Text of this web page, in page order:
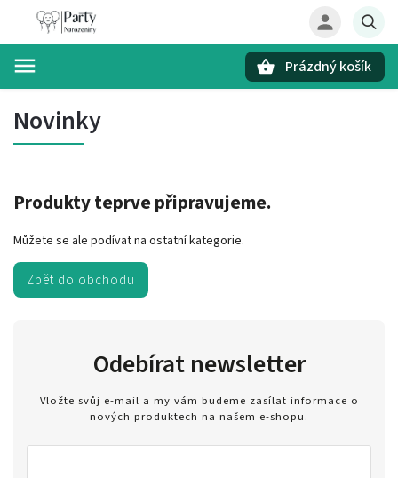
Prázdný košík
Novinky
Produkty teprve připravujeme.
Můžete se ale podívat na ostatní kategorie.
Zpět do obchodu
Odebírat newsletter
Vložte svůj e-mail a my vám budeme zasílat informace o
nových produktech na našem e-shopu.